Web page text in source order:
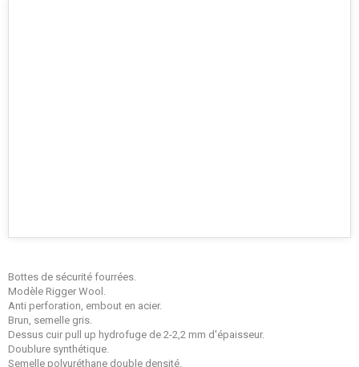
Bottes de sécurité fourrées.
Modèle Rigger Wool.
Anti perforation, embout en acier.
Brun, semelle gris.
Dessus cuir pull up hydrofuge de 2-2,2 mm d'épaisseur.
Doublure synthétique.
Semelle polyuréthane double densité.